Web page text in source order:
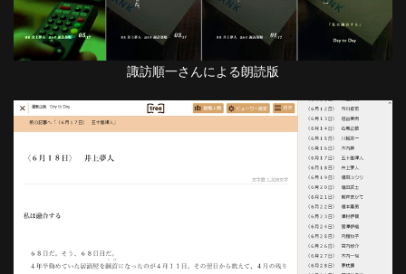
諏訪順一さんによる朗読版